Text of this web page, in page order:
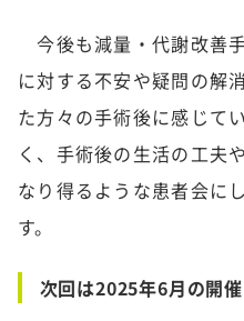
今後も減量・代謝改善
に対する不安や疑問の解
た方々の手術後に感じて
く、手術後の生活の工夫
なり得るような患者会に
す。
次回は2025年6月の開